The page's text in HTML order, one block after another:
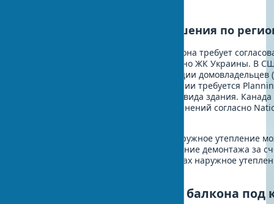
Документооборот и разрешения по
В Украине наружное утепление балкона требует
или управляющей компанией согласно ЖК Украины. В
необходимо разрешение от ассоциации домовладельцев
Building Department. В Великобритании требуется
Permission для изменения внешнего вида здания. Канада
Building Permit для структурных изменений согласно
Важно помнить, что самовольное наружное утепление
повлечь штрафы до $2,000 и требование демонтажа за
собственника. В исторических районах наружное
Остекление и утепление балкона под